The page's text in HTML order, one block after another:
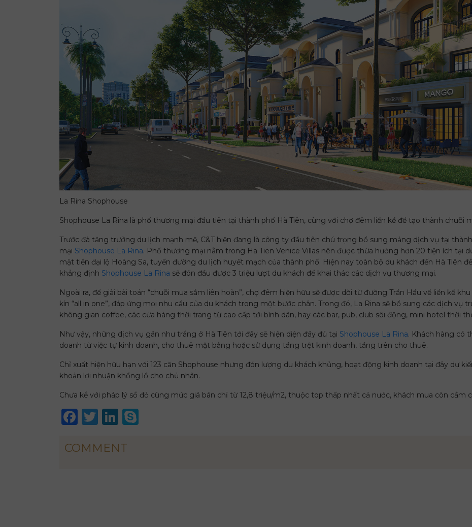
La Rina Shophouse
Shophouse La Rina là phố thương mại đầu tiên tại thành phố Hà Tiên, cùng với chợ đêm liền kề để tạo thành chuỗi
Trước đà tăng trưởng du lịch mạnh mẽ, C&T hiện đang là công ty đầu tiên chú trọng bổ sung mảng dịch vụ tại
mại Shophouse La Rina. Phố thương mại nằm trong Ha Tien Venice Villas nên được thừa hưởng hơn 20 tiện ích tại
mặt tiền đại lộ Hoàng Sa, tuyến đường du lịch huyết mạch của thành phố. Hiện nay toàn bộ du khách đến Hà Tiên
khẳng định Shophouse La Rina sẽ đón đầu được 3 triệu lượt du khách để khai thác các dịch vụ thương mại.
Ngoài ra, để giải bài toán “chuỗi mua sắm liên hoàn”, chợ đêm hiện hữu sẽ được dời từ đường Trần Hầu về liền kề
kín “all in one”, đáp ứng mọi nhu cầu của du khách trong một bước chân. Trong đó, La Rina sẽ bổ sung các dịch vụ
không gian coffee, các cửa hàng thời trang từ cao cấp tới bình dân, hay các bar, pub, club sôi động, mini hotel thời
Như vậy, những dịch vụ gần như trắng ở Hà Tiên tới đây sẽ hiện diện đầy đủ tại Shophouse La Rina. Khách hàng có
doanh từ việc tự kinh doanh, cho thuê mặt bằng hoặc sử dụng tầng trệt kinh doanh, tầng trên cho thuê.
Chỉ xuất hiện hữu hạn với 123 căn Shophouse nhưng đón lượng du khách khủng, hoạt động kinh doanh tại đây dự
khoản lợi nhuận khổng lồ cho chủ nhân.
Chưa kể với pháp lý sổ đỏ cùng mức giá bán chỉ từ 12,8 triệu/m2, thuộc top thấp nhất cả nước, khách mua còn cầm
Facebook
Twitter
LinkedIn
COMMENT